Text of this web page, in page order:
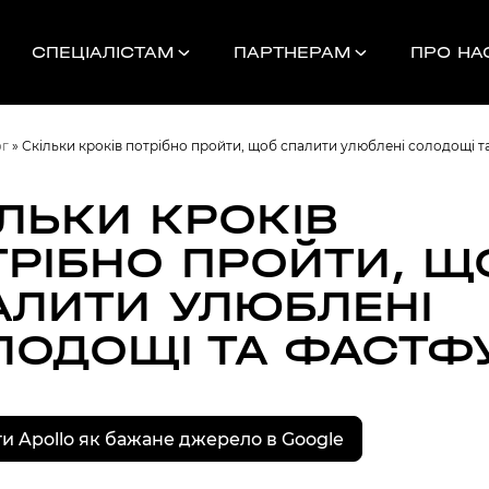
СПЕЦІАЛІСТАМ ПАРТНЕРАМ ПРО
КОМАНДАМ
Найближчі
»Скільки кроків потрібно пройти, щоб спалити улюблені солодощі
КРОКІВ
ПРОЙТИ,
УЛЮБЛЕНІ
ТА
Apollo як бажане джерело в Google